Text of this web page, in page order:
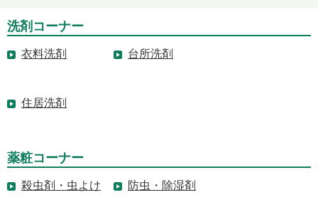
洗剤コーナー
衣料洗剤 台所洗剤
住居洗剤
薬粧コーナー
殺虫剤・虫よけ 防虫・除湿剤